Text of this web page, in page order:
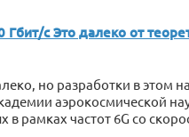
Гбит/сЭто далеко от
но разработки в этом
аэрокосмической
рамках частот 6G со